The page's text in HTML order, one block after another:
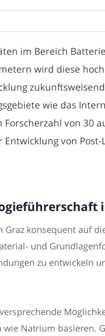
im Bereich
wird diese
wie das
von 30
von
Graz konsequent auf
und
zu entwickeln
Natrium basieren.